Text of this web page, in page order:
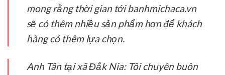
mong rằng thời gian tới banhmichaca.vn
sẽ có thêm nhiều sản phẩm hơn để khách
hàng có thêm lựa chọn.
Anh Tân tại xã Đắk Nia:Tôi chuyên buôn